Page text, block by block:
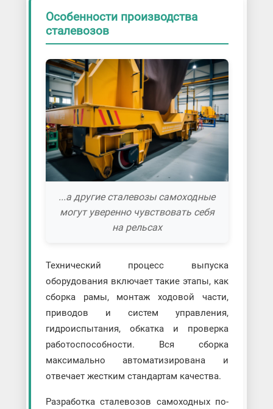
Особенности производства
сталевозов
...а другие сталевозы самоходные
могут уверенно чувствовать себя
на рельсах
Технический процесс выпуска
оборудования включает такие этапы, как
сборка рамы, монтаж ходовой части,
приводов и систем управления,
гидроиспытания, обкатка и проверка
работоспособности. Вся сборка
максимально автоматизирована и
отвечает жестким стандартам качества.
Разработка сталевозов самоходных по-